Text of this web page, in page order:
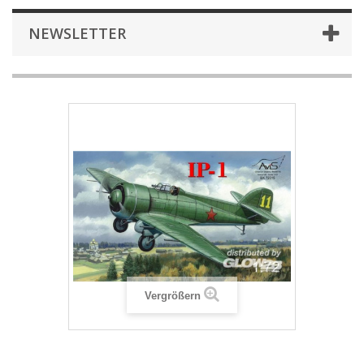
NEWSLETTER
Vergrößern